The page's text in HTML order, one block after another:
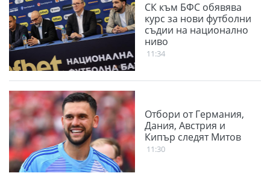
СК към БФС обявява
курс за нови футболни
съдии на национално
ниво
11:34
Отбори от Германия,
Дания, Австрия и
Кипър следят Митов
11:30